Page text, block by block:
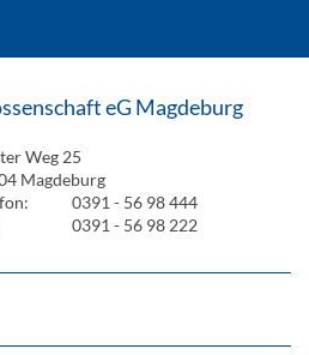
eG Magdeburg
Weg 25
Magdeburg
0391 - 56 98 444
0391 - 56 98 222